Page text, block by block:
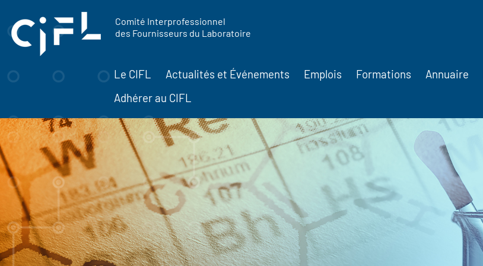
Comité Interprofessionnel
des Fournisseurs du Laboratoire
Le CIFL Actualités et Événements Emplois Formations Annuaire
Adhérer au CIFL